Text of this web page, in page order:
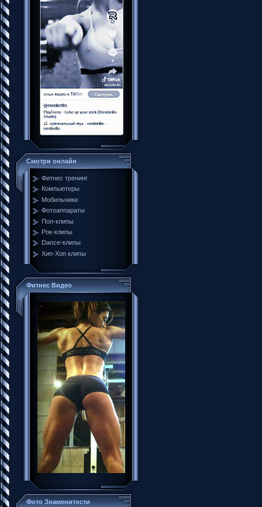
Смотри онлайн
Фитнес тренинг
Компьютеры
Мобильники
Фотоаппараты
Поп-клипы
Рок-клипы
Dance-клипы
Хип-Хоп клипы
Фитнес Видео
Фото Знаменитости